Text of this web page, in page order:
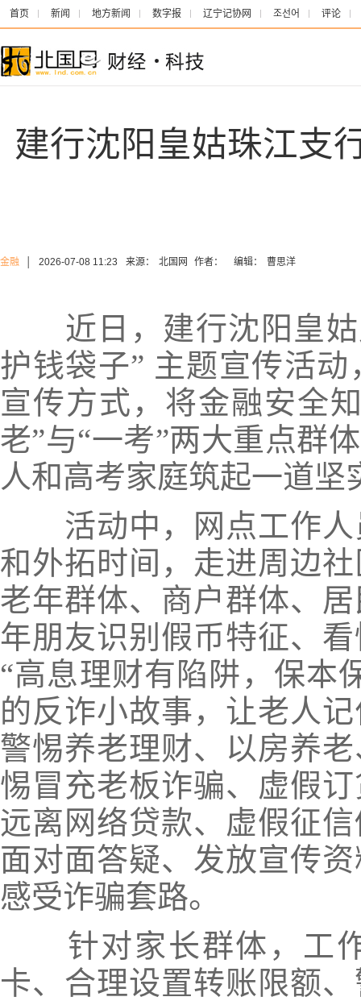
首页 新闻 地方新闻 数字报 辽宁记协网 조선어 评论
建行沈阳皇姑珠江支
金融 2026-07-08 11:23 来源： 北国网 作者： 编辑： 曹思洋
近日，建行沈阳皇姑
护钱袋子” 主题宣传活
宣传方式，将金融安全
老”与“一考”两大重点群
人和高考家庭筑起一道坚
活动中，网点工作人
和外拓时间，走进周边
老年群体、商户群体、
年朋友识别假币特征、
“高息理财有陷阱，保本
的反诈小故事，让老人
警惕养老理财、以房养
惕冒充老板诈骗、虚假
远离网络贷款、虚假征
面对面答疑、发放宣传
感受诈骗套路。
针对家长群体，工作
卡、合理设置转账限额